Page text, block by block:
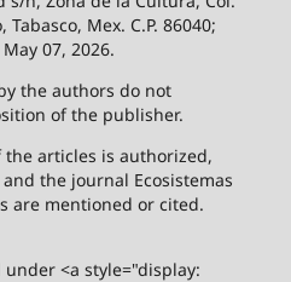
Mex. C.P. 86040;
07, 2026.
the authors do not
of the publisher.
articles is authorized,
the journal Ecosistemas
are mentioned or cited.
<a style="display: